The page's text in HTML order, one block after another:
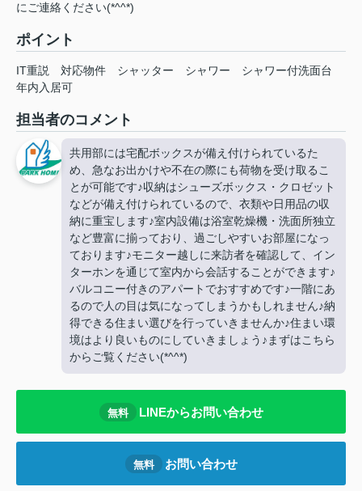
にご連絡ください(*^^*)
ポイント
IT重説 対応物件 シャッター シャワー
シャワー付洗面台
年内入居可
担当者のコメント
共用部には宅配ボックスが備え付けられているた
め、急なお出かけや不在の際にも荷物を受け取るこ
とが可能です♪収納はシューズボックス・クロゼット
などが備え付けられているので、衣類や日用品の収
納に重宝します♪室内設備は浴室乾燥機・洗面所独立
など豊富に揃っており、過ごしやすいお部屋になっ
ております♪モニター越しに来訪者を確認して、イン
ターホンを通じて室内から会話することができます♪
バルコニー付きのアパートでおすすめです♪一階にあ
るので人の目は気になってしまうかもしれません♪納
得できる住まい選びを行っていきませんか♪住まい環
境はより良いものにしていきましょう♪まずはこちら
からご覧ください(*^^*)
無料 LINEからお問い合わせ
無料 お問い合わせ